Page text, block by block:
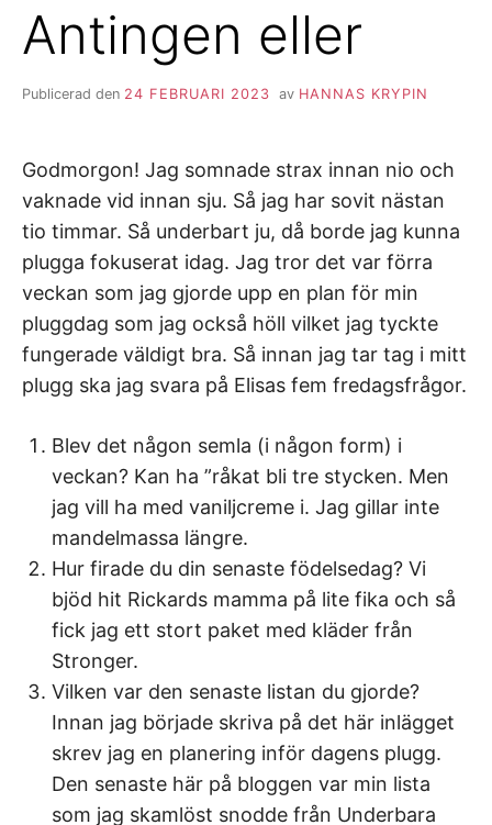
Antingen eller
Publicerad den 24 FEBRUARI 2023 av HANNAS KRYPIN
Godmorgon! Jag somnade strax innan nio och
vaknade vid innan sju. Så jag har sovit nästan
tio timmar. Så underbart ju, då borde jag kunna
plugga fokuserat idag. Jag tror det var förra
veckan som jag gjorde upp en plan för min
pluggdag som jag också höll vilket jag tyckte
fungerade väldigt bra. Så innan jag tar tag i mitt
plugg ska jag svara på Elisas fem fredagsfrågor.
Blev det någon semla (i någon form) i
veckan? Kan ha ”råkat bli tre stycken. Men
jag vill ha med vaniljcreme i. Jag gillar inte
mandelmassa längre.
Hur firade du din senaste födelsedag? Vi
bjöd hit Rickards mamma på lite fika och så
fick jag ett stort paket med kläder från
Stronger.
Vilken var den senaste listan du gjorde?
Innan jag började skriva på det här inlägget
skrev jag en planering inför dagens plugg.
Den senaste här på bloggen var min lista
som jag skamlöst snodde från Underbara